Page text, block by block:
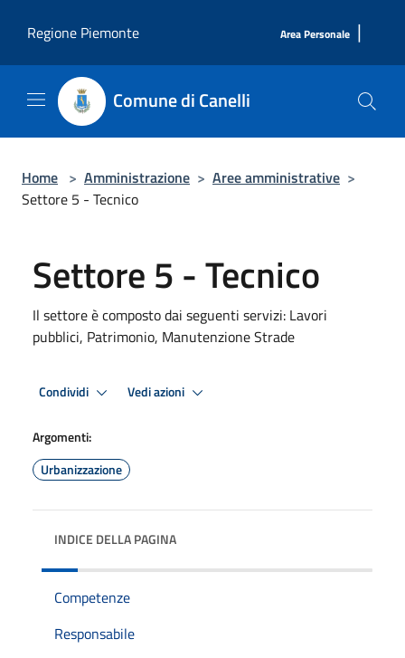
Regione Piemonte
Area Personale |
Comune di Canelli
Home > Amministrazione > Aree amministrative >
Settore 5 - Tecnico
Settore 5 - Tecnico
Il settore è composto dai seguenti servizi: Lavori
pubblici, Patrimonio, Manutenzione Strade
Condividi Vedi azioni
Argomenti:
Urbanizzazione
INDICE DELLA PAGINA
Competenze
Responsabile